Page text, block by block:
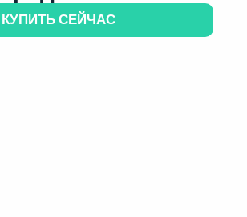
КУПИТЬ СЕЙЧАС